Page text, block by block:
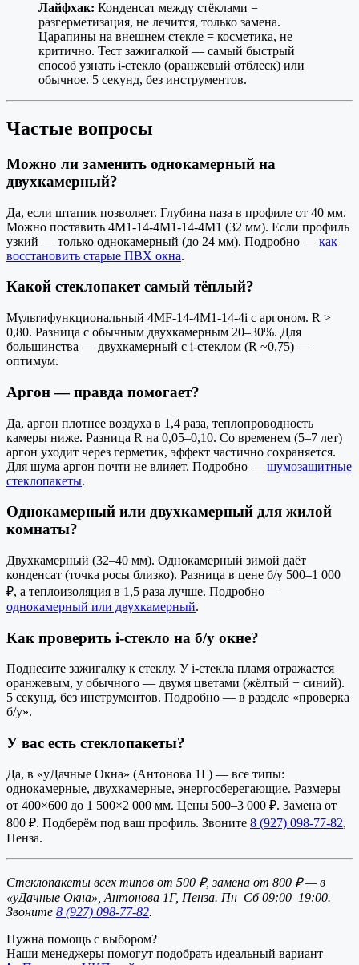
Лайфхак: Конденсат между стёклами =
разгерметизация, не лечится, только замена.
Царапины на внешнем стекле = косметика, не
критично. Тест зажигалкой — самый быстрый
способ узнать i-стекло (оранжевый отблеск) или
обычное. 5 секунд, без инструментов.
Частые вопросы
Можно ли заменить однокамерный на
двухкамерный?
Да, если штапик позволяет. Глубина паза в профиле от 40 мм.
Можно поставить 4М1-14-4М1-14-4М1 (32 мм). Если профиль
узкий — только однокамерный (до 24 мм). Подробно — как
восстановить старые ПВХ окна.
Какой стеклопакет самый тёплый?
Мультифункциональный 4MF-14-4M1-14-4i с аргоном. R >
0,80. Разница с обычным двухкамерным 20–30%. Для
большинства — двухкамерный с i-стеклом (R ~0,75) —
оптимум.
Аргон — правда помогает?
Да, аргон плотнее воздуха в 1,4 раза, теплопроводность
камеры ниже. Разница R на 0,05–0,10. Со временем (5–7 лет)
аргон уходит через герметик, эффект частично сохраняется.
Для шума аргон почти не влияет. Подробно — шумозащитные
стеклопакеты.
Однокамерный или двухкамерный для жилой
комнаты?
Двухкамерный (32–40 мм). Однокамерный зимой даёт
конденсат (точка росы близко). Разница в цене б/у 500–1 000
₽, а теплоизоляция в 1,5 раза лучше. Подробно —
однокамерный или двухкамерный.
Как проверить i-стекло на б/у окне?
Поднесите зажигалку к стеклу. У i-стекла пламя отражается
оранжевым, у обычного — двумя цветами (жёлтый + синий).
5 секунд, без инструментов. Подробно — в разделе «проверка
б/у».
У вас есть стеклопакеты?
Да, в «уДачные Окна» (Антонова 1Г) — все типы:
однокамерные, двухкамерные, энергосберегающие. Размеры
от 400×600 до 1 500×2 000 мм. Цены 500–3 000 ₽. Замена от
800 ₽. Подберём под ваш профиль. Звоните 8 (927) 098-77-82,
Пенза.
Стеклопакеты всех типов от 500 ₽, замена от 800 ₽ — в
«уДачные Окна», Антонова 1Г, Пенза. Пн–Сб 09:00–19:00.
Звоните 8 (927) 098-77-82.
Нужна помощь с выбором?
Наши менеджеры помогут подобрать идеальный вариант